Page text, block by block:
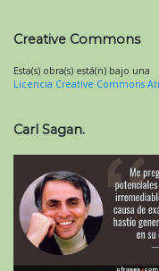
Creative Commons
Esta(s) obra(s) está(n) bajo una
Licencia Creative Commons
Carl Sagan.